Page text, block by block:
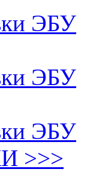
ЭБУ
ЭБУ
ЭБУ
>>>